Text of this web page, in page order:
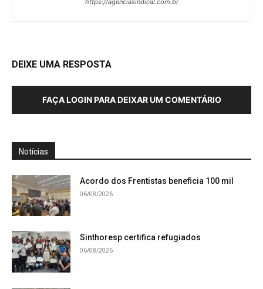
https://agenciasindical.com.br
DEIXE UMA RESPOSTA
FAÇA LOGIN PARA DEIXAR UM COMENTÁRIO
Notícias
Acordo dos Frentistas beneficia 100 mil
06/08/2026
Sinthoresp certifica refugiados
06/08/2026